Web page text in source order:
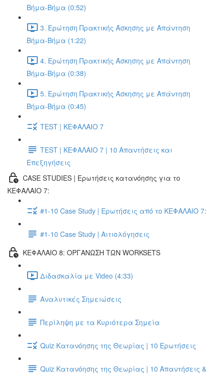
Βήμα-Βήμα (0:52)
3. Ερώτηση Πρακτικής Άσκησης με Απάντηση
Βήμα-Βήμα (1:22)
4. Ερώτηση Πρακτικής Άσκησης με Απάντηση
Βήμα-Βήμα (0:38)
5. Ερώτηση Πρακτικής Άσκησης με Απάντηση
Βήμα-Βήμα (0:45)
TEST | ΚΕΦΑΛΑΙΟ 7
TEST | ΚΕΦΑΛΑΙΟ 7 | 10 Απαντήσεις και
Επεξηγήσεις
CASE STUDIES | Ερωτήσεις κατανόησης για το
ΚΕΦΑΛΑΙΟ 7:
#1-10 Case Study | Ερωτήσεις από το ΚΕΦΑΛΑΙΟ 7:
#1-10 Case Study | Αιτιολόγησεις
ΚΕΦΑΛΑΙΟ 8: ΟΡΓΑΝΩΣΗ ΤΩΝ WORKSETS
Διδασκαλία με Video (4:33)
Αναλυτικές Σημειώσεις
Περίληψη με τα Κυριότερα Σημεία
Quiz Κατανόησης της Θεωρίας | 10 Ερωτήσεις
Quiz Κατανόησης της Θεωρίας | 10 Απαντήσεις &